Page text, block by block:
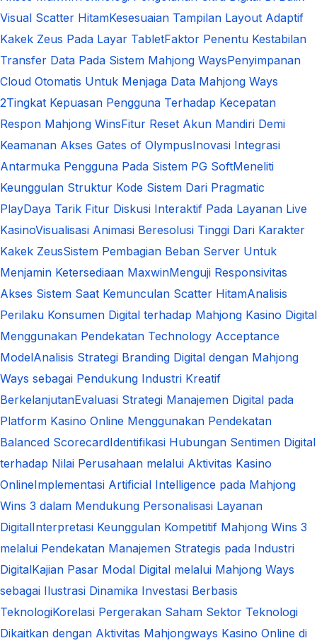
Visual Scatter HitamKesesuaian Tampilan Layout Adaptif
Kakek Zeus Pada Layar TabletFaktor Penentu Kestabilan
Transfer Data Pada Sistem Mahjong WaysPenyimpanan
Cloud Otomatis Untuk Menjaga Data Mahjong Ways
2Tingkat Kepuasan Pengguna Terhadap Kecepatan
Respon Mahjong WinsFitur Reset Akun Mandiri Demi
Keamanan Akses Gates of OlympusInovasi Integrasi
Antarmuka Pengguna Pada Sistem PG SoftMeneliti
Keunggulan Struktur Kode Sistem Dari Pragmatic
PlayDaya Tarik Fitur Diskusi Interaktif Pada Layanan Live
KasinoVisualisasi Animasi Beresolusi Tinggi Dari Karakter
Kakek ZeusSistem Pembagian Beban Server Untuk
Menjamin Ketersediaan MaxwinMenguji Responsivitas
Akses Sistem Saat Kemunculan Scatter HitamAnalisis
Perilaku Konsumen Digital terhadap Mahjong Kasino Digital
Menggunakan Pendekatan Technology Acceptance
ModelAnalisis Strategi Branding Digital dengan Mahjong
Ways sebagai Pendukung Industri Kreatif
BerkelanjutanEvaluasi Strategi Manajemen Digital pada
Platform Kasino Online Menggunakan Pendekatan
Balanced ScorecardIdentifikasi Hubungan Sentimen Digital
terhadap Nilai Perusahaan melalui Aktivitas Kasino
OnlineImplementasi Artificial Intelligence pada Mahjong
Wins 3 dalam Mendukung Personalisasi Layanan
DigitalInterpretasi Keunggulan Kompetitif Mahjong Wins 3
melalui Pendekatan Manajemen Strategis pada Industri
DigitalKajian Pasar Modal Digital melalui Mahjong Ways
sebagai Ilustrasi Dinamika Investasi Berbasis
TeknologiKorelasi Pergerakan Saham Sektor Teknologi
Dikaitkan dengan Aktivitas Mahjongways Kasino Online di